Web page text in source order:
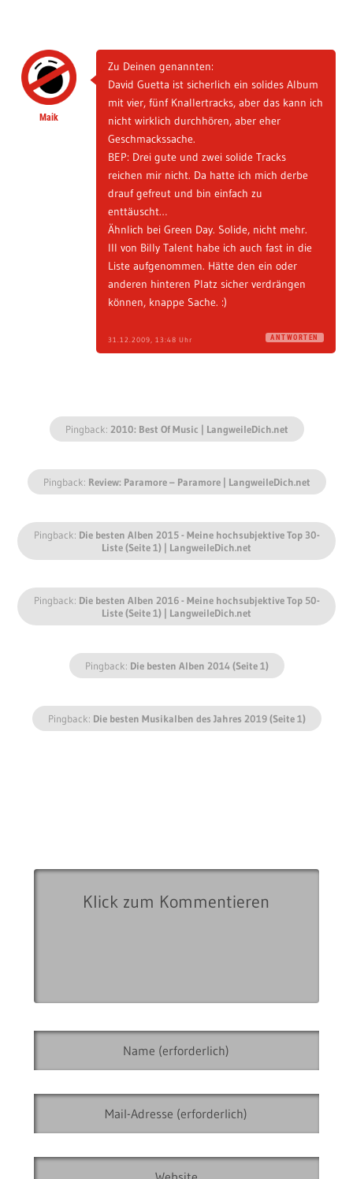
Maik
Zu Deinen genannten:
David Guetta ist sicherlich ein solides Album
mit vier, fünf Knallertracks, aber das kann ich
nicht wirklich durchhören, aber eher
Geschmackssache.
BEP: Drei gute und zwei solide Tracks
reichen mir nicht. Da hatte ich mich derbe
drauf gefreut und bin einfach zu
enttäuscht…
Ähnlich bei Green Day. Solide, nicht mehr.
III von Billy Talent habe ich auch fast in die
Liste aufgenommen. Hätte den ein oder
anderen hinteren Platz sicher verdrängen
können, knappe Sache. :)
31.12.2009, 13:48 Uhr ANTWORTEN
Pingback: 2010: Best Of Music | LangweileDich.net
Pingback: Review: Paramore – Paramore | LangweileDich.net
Pingback: Die besten Alben 2015 - Meine hochsubjektive Top 30-
Liste (Seite 1) | LangweileDich.net
Pingback: Die besten Alben 2016 - Meine hochsubjektive Top 50-
Liste (Seite 1) | LangweileDich.net
Pingback: Die besten Alben 2014 (Seite 1)
Pingback: Die besten Musikalben des Jahres 2019 (Seite 1)